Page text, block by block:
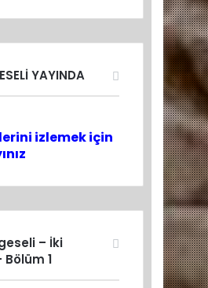
YAYINDA
izlemek için
– İki
1